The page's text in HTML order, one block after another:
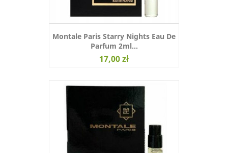
Montale Paris Starry Nights Eau De
Parfum 2ml...
17,00 zł